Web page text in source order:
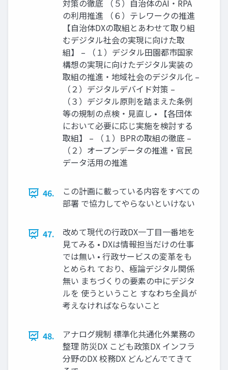
対策の徹底 （５）自治体のAI・RPA
の利用推進 （６）テレワークの推進
【自治体DXの取組とあわせて取り組
むデジタル社会の実現に向けた取
組】 – （１）デジタル田園都市国家
構想の実現に向けたデジタル実装の
取組の推進・地域社会のデジタル化 –
（２）デジタルデバイド対策 –
（３）デジタル原則を踏まえた条例
等の規制の点検・見直し • 【各団体
において必要に応じ実施を検討する
取組】 – （１）BPRの取組の徹底 –
（２）オープンデータの推進・官民
データ活用の推進
46.
この計画に載っている内容をすべての
部署 で協力してやらないといけない
47.
改めて現代の行政DX一丁目一番地を
見てみる • DXは情報担当だけの仕事
では無い • 行政サービスの変革をも
とめられ ており、極論デジタル関係
無い まちづくりの要素の中にデジタ
ルを 使うということ すなわち全員が
考えなければならないこと
48.
アナログ規制 標準化共通化外業務の
整理 防災DX こども政策DX インフラ
分野のDX 校務DX どんどんでてきて